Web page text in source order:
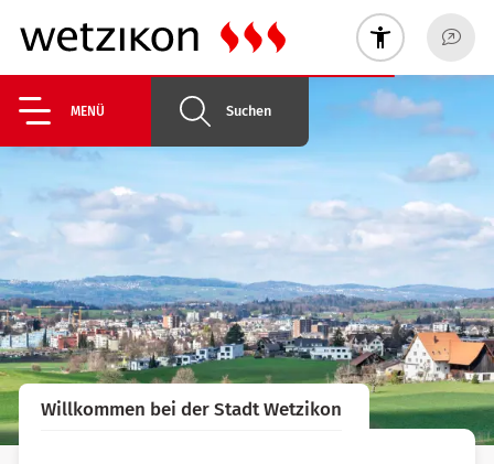
MENÜ Suchen
Willkommen bei der Stadt Wetzikon
Suche